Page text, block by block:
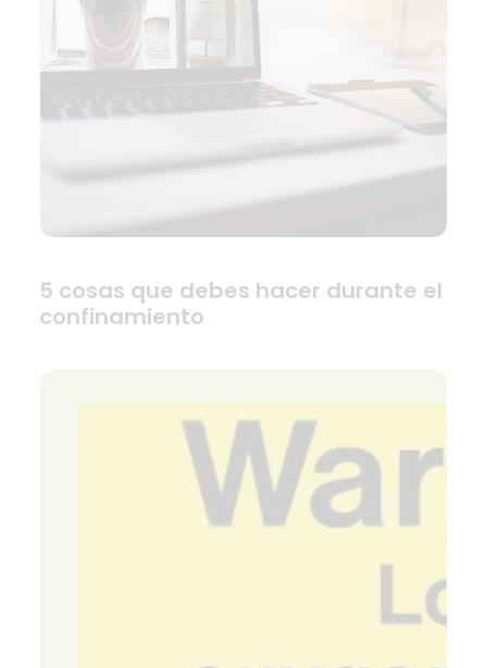
5 cosas que debes hacer durante el
confinamiento